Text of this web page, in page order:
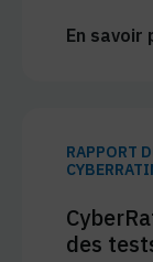
En savoir
RAPPORT
des